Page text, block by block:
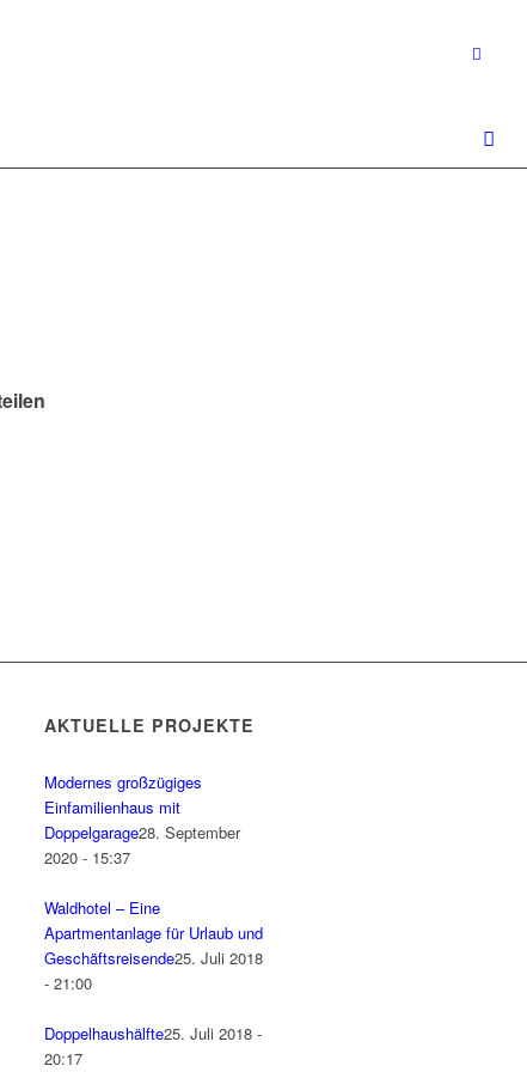
AKTUELLE PROJEKTE
Modernes großzügiges
Einfamilienhaus mit
Doppelgarage28. September
2020 - 15:37
Waldhotel – Eine
Apartmentanlage für Urlaub und
Geschäftsreisende25. Juli 2018
- 21:00
Doppelhaushälfte25. Juli 2018 -
20:17